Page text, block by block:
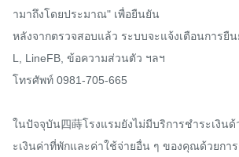
ามาถึงโดยประมาณ" เพื่อยืนยัน
หลังจากตรวจสอบแล้ว ระบบจะแจ้งเตือนการยืน
L, LineFB, ข้อความส่วนตัว ฯลฯ
โทรศัพท์ 0981-705-665
ในปัจจุบัน四蒔โรงแรมยังไม่มีบริการชำระเงิน
ะเงินค่าที่พักและค่าใช้จ่ายอื่น ๆ ของคุณด้วยกา